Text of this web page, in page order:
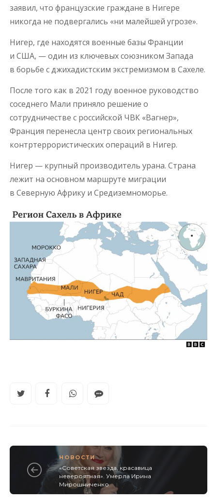
заявил, что французские граждане в Нигере
никогда не подвергались «ни малейшей угрозе».
Нигер, где находятся военные базы Франции
и США, — один из ключевых союзником Запада
в борьбе с джихадистским экстремизмом в Сахеле.
После того как в 2021 году военное руководство
соседнего Мали приняло решение о
сотрудничестве с российской ЧВК «Вагнер»,
Франция перенесла центр своих региональных
контртеррористических операций в Нигер.
Нигер — крупный производитель урана. Страна
лежит на основном маршруте миграции
в Северную Африку и Средиземноморье.
НОВОСТИ
«Советская звезда, красавица
невероятная». Умерла Ирина
Мирошниченко